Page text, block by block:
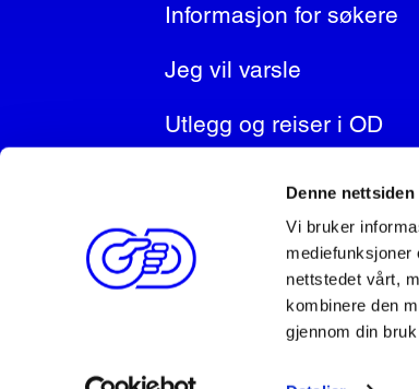
Denne
Vi bruker
mediefunksjoner
nettstedet vårt,
kombinere den
gjennom din
Informasjon for søkere
Jeg vil varsle
Utlegg og reiser i OD
FØLG OSS!